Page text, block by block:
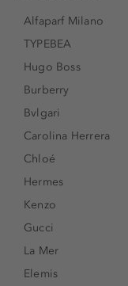
Alfaparf Milano
TYPEBEA
Hugo Boss
Burberry
Bvlgari
Carolina Herrera
Chloé
Hermes
Kenzo
Gucci
La Mer
Elemis